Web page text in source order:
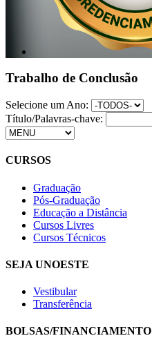
Trabalho de Conclusão
Selecione um Ano:
Título/Palavras-chave:
CURSOS
Graduação
Pós-Graduação
Educação a Distância
Cursos Livres
Cursos Técnicos
SEJA UNOESTE
Vestibular
Transferência
BOLSAS/FINANCIAMENTO